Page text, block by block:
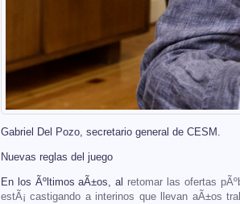
Gabriel Del Pozo, secretario general de CESM.
Nuevas reglas del juego
En los Ãºltimos aÃ±os, al retomar las ofertas
estÃ¡ castigando a interinos que llevan aÃ±os